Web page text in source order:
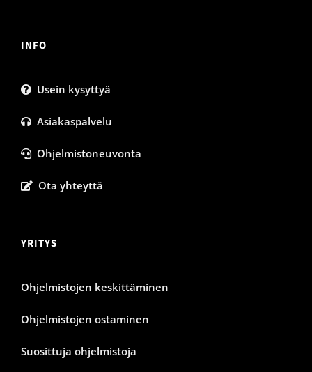
INFO
Usein kysyttyä
Asiakaspalvelu
Ohjelmistoneuvonta
Ota yhteyttä
YRITYS
Ohjelmistojen keskittäminen
Ohjelmistojen ostaminen
Suosittuja ohjelmistoja